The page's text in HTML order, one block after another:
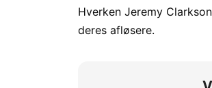
Hverken Jeremy
deres afløsere.